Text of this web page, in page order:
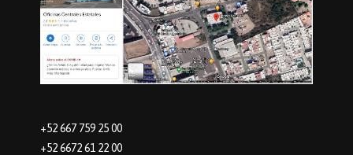
+52 667 759 25 00
+52 6672 61 22 00